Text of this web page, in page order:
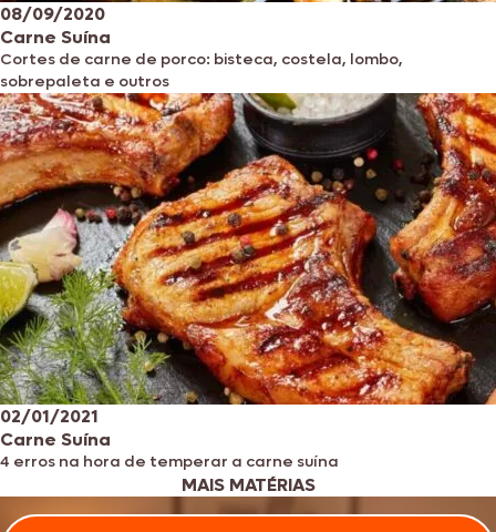
08/09/2020
Carne Suína
Cortes de carne de porco: bisteca, costela, lombo,
sobrepaleta e outros
02/01/2021
Carne Suína
4 erros na hora de temperar a carne suína
MAIS MATÉRIAS